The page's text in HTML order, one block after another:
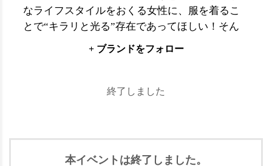
なライフスタイルをおくる女性に、服を着るこ
とで“キラリと光る”存在であってほしい！そん
な願いが込められたファッションブランドで
す。洗練されたスタイルにヌケ感をプラスした
のに最適。リラックス感がありながらも旬のフ
+ ブランドをフォロー
終了しました
本イベントは終了 しました。